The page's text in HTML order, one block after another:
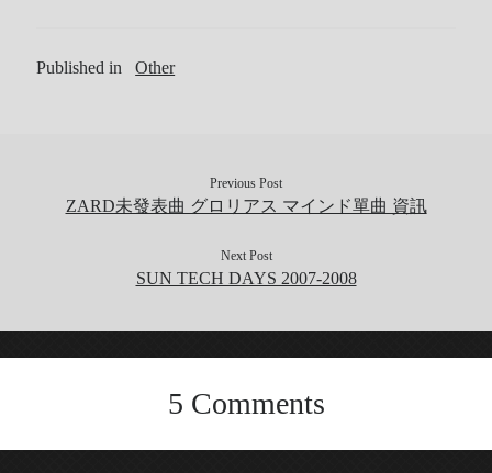
Recent Posts
『離れていても』 / AKB48 message song
Live Your Dream – 今、はじめよう | 17LIVE (イチナナ)
乃木坂46 『世界中の隣人よ』
Recent Comments
Published in Other
Previous Post
ZARD未發表曲 グロリアス マインド單曲 資訊
Next Post
SUN TECH DAYS 2007-2008
5 Comments